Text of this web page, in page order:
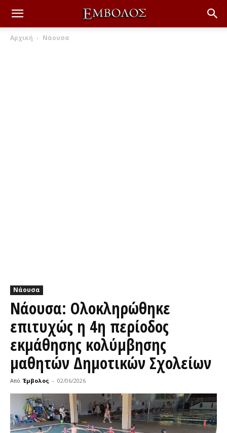
Αρχική Νάουσα
Νάουσα
Νάουσα: Ολοκληρώθηκε
επιτυχώς η 4η περίοδος
εκμάθησης κολύμβησης
μαθητών Δημοτικών Σχολείων
Από Έμβολος - 02/06/2026